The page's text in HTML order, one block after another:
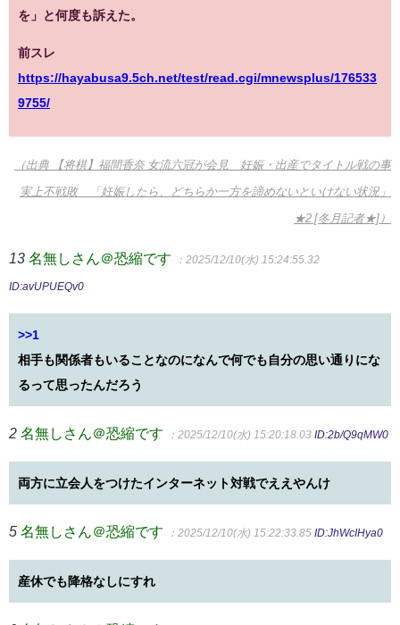
を」と何度も訴えた。
前スレ
https://hayabusa9.5ch.net/test/read.cgi/mnewsplus/176533
9755/
（出典 【将棋】福間香奈 女流六冠が会見 妊娠・出産でタイトル戦の事
実上不戦敗 「妊娠したら、どちらか一方を諦めないといけない状況」
★2 [冬月記者★]）
13 名無しさん＠恐縮です ：2025/12/10(水) 15:24:55.32
ID:avUPUEQv0
>>1
相手も関係者もいることなのになんで何でも自分の思い通りにな
るって思ったんだろう
2 名無しさん＠恐縮です ：2025/12/10(水) 15:20:18.03 ID:2b/Q9qMW0
両方に立会人をつけたインターネット対戦でええやんけ
5 名無しさん＠恐縮です ：2025/12/10(水) 15:22:33.85 ID:JhWcIHya0
産休でも降格なしにすれ